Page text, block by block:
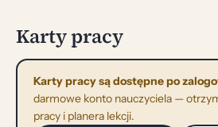
Karty pracy
Karty pracy są dostępne po
darmowe konto nauczyciela —
pracy i planera lekcji.